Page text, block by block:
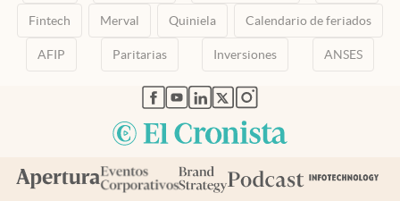
Fintech Merval Quiniela Calendario de feriados
AFIP Paritarias Inversiones ANSES
abre en nueva pestaña
abre en nueva pestaña
abre en nueva pestaña
abre en nueva pestaña
abre en nueva pestaña